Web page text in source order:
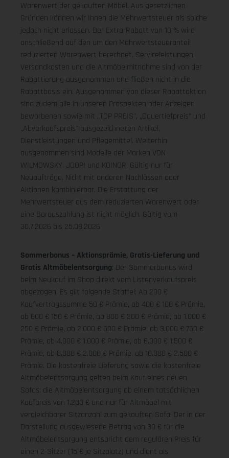
Warenwert der gekauften Möbel. Aus gesetzlichen
Gründen können wir Ihnen die Mehrwertsteuer als solche
jedoch nicht erlassen. Der Extra-Rabatt von 10 % wird
anschließend auf den um den Mehrwertsteueranteil
reduzierten Warenwert berechnet. Serviceleistungen,
Versandkosten und die Altmöbelmitnahme sind von der
Rabattierung ausgenommen und fließen nicht in die
Rabattbasis ein. Ausgenommen von dieser Rabattaktion
sind zudem alle in unseren Prospekten oder Anzeigen
beworbenen sowie mit „TOP PREIS", „Dauertiefpreis" und
„Abverkaufspreis" ausgezeichneten Artikel,
Dienstleistungen und Pflegemittel. Weiterhin
ausgenommen sind Modelle der Marken VON
WILMOWSKY, JOOP! und KOINOR. Gültig nur für
Neuaufträge. Nicht mit anderen Nachlässen oder
Aktionen kombinierbar. Die Erstattung der
Mehrwertsteuer aus dem reduzierten Warenwert oder
eine Barauszahlung ist nicht möglich. Gültig vom
30.7.2026 bis 25.08.2026
Sommerbonus – Aktionsprämie, Gratis-Lieferung und
Gratis Altmöbelentsorgung: Der Sommerbonus wird
beim Neukauf im Shop direkt vom Listenverkaufspreis
abgezogen. Es gilt folgende Staffel: Ab 200 €
Kaufvertragssumme 50 € Prämie, ab 400 € 100 € Prämie,
ab 600 € 150 € Prämie, ab 800 € 200 € Prämie, ab 1.000 €
250 € Prämie, ab 2.000 € 500 € Prämie, ab 3.000 € 750 €
Prämie, ab 4.000 € 1.000 € Prämie, ab 6.000 € 1.500 €
Prämie, ab 8.000 € 2.000 € Prämie, ab 10.000 € 2.500 €
Prämie. Die kostenfreie Lieferung sowie die kostenfreie
Altmöbelentsorgung gelten beim Kauf eines neuen
Sofas; die Altmöbelentsorgung ab einem tatsächlichen
Kaufpreis von 1.200 € und nur für Altmöbel mit
vergleichbarer Sitzanzahl zum gekauften Sofa. Der in der
Darstellung ausgewiesene Betrag von 30 € für die
Altmöbelentsorgung entspricht dem regulären Preis für
einen 2-Sitzer (15 € je Sitzplatz) und dient als